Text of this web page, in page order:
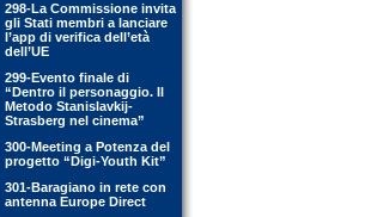
298-La Commissione invita
gli Stati membri a lanciare
l’app di verifica dell’età
dell’UE
299-Evento finale di
“Dentro il personaggio. Il
Metodo Stanislavkij-
Strasberg nel cinema”
300-Meeting a Potenza del
progetto “Digi-Youth Kit”
301-Baragiano in rete con
antenna Europe Direct